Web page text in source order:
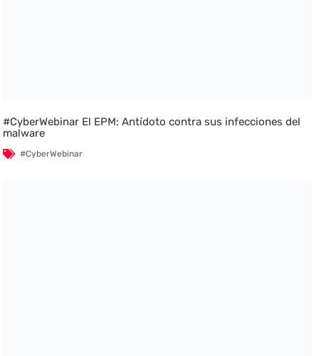
#CyberWebinar El EPM: Antídoto contra sus infecciones del
malware
#CyberWebinar